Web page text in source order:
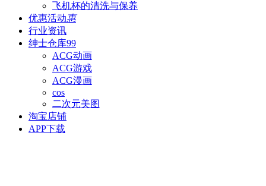
飞机杯的清洗与保养
优惠活动惠
行业资讯
绅士仓库99
ACG动画
ACG游戏
ACG漫画
cos
二次元美图
淘宝店铺
APP下载